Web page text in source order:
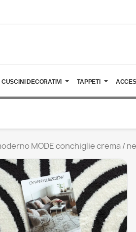
CUSCINI DECORATIVI TAPPETI
MODE conchiglie crema /